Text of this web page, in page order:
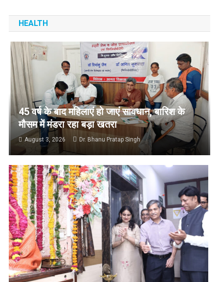
HEALTH
45 वर्ष के बाद महिलाएं हो जाएं सावधान, बारिश के
मौसम में मंडरा रहा बड़ा खतरा
August 3, 2026 Dr. Bhanu Pratap Singh